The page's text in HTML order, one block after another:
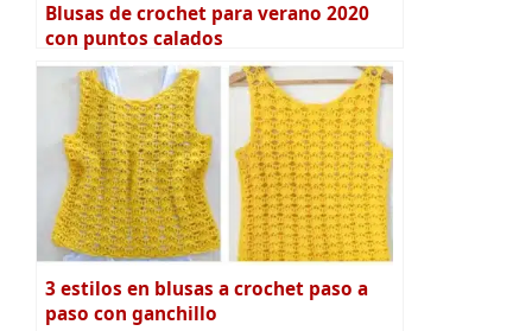
Blusas de crochet para verano 2020
con puntos calados
3 estilos en blusas a crochet paso a
paso con ganchillo